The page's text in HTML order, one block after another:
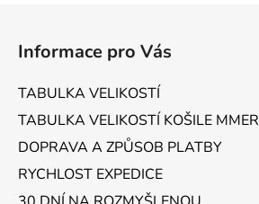
Informace pro Vás
TABULKA VELIKOSTÍ
TABULKA VELIKOSTÍ KOŠILE MMER
DOPRAVA A ZPŮSOB PLATBY
RYCHLOST EXPEDICE